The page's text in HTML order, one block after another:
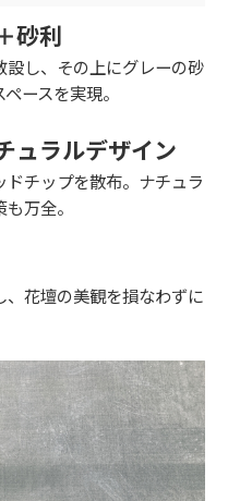
砂利
し、その上にグレーの砂
ースを実現。
ュラルデザイン
チップを散布。ナチュラ
万全。
花壇の美観を損なわずに